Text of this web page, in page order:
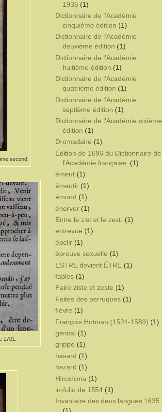
second.
1701.
1935 (1)
Dictionnaire de l'Académie
cinquième édition (1)
Dictionnaire de l'Académie
deuxième édition (1)
Dictionnaire de l'Académie
huitième édition (1)
Dictionnaire de l'Académie
quatrième édition (1)
Dictionnaire de l'Académie
septième édition (1)
Dictionnaire de l'Académie sixième
édition (1)
Dromadaire (1)
Édition de 1696 du Dictionnaire de
l'Académie française.
(1)
émeut (1)
émeutir (1)
émond (1)
énerver (1)
Entre le zist et le zest. (1)
entrevue (1)
épelir (1)
épreuve sexuelle (1)
ESTRE devient ÊTRE (1)
fables (1)
Faire ziste et zeste (1)
Faites des perruques (1)
fièvre (1)
François Hotman (1524-1589) (1)
génital (1)
grippe (1)
hasard (1)
hazard (1)
Hiroshima (1)
in-folio de 1554 (1)
Invantaire des deus langues 1635